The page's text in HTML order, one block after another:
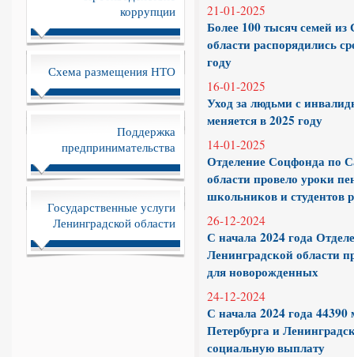
коррупции
Схема размещения НТО
Поддержка
предпринимательства
Государственные услуги
Ленинградской области
21-01-2025
Более 100 тысяч семей
области распорядились
году
16-01-2025
Уход за людьми с
меняется в 2025 году
14-01-2025
Отделение Соцфонда по
области провело уроки
школьников и студентов
26-12-2024
С начала 2024 года
Ленинградской области
для новорожденных
24-12-2024
С начала 2024 года
Петербурга и
социальную выплату